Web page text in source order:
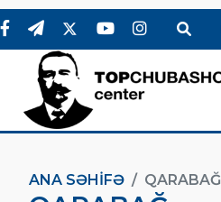
ANA SƏHIFƏ QARABAĞ